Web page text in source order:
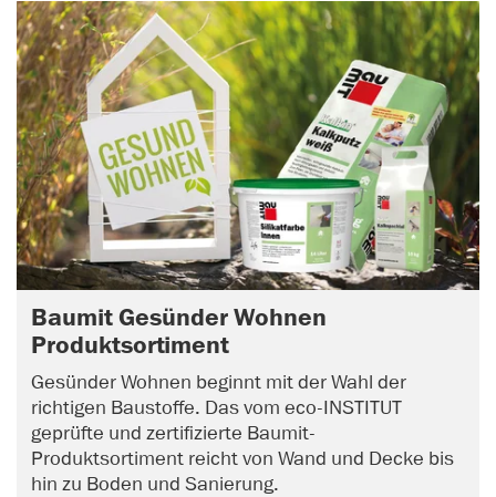
Baumit Gesünder Wohnen
Produktsortiment
Gesünder Wohnen beginnt mit der Wahl der
richtigen Baustoffe. Das vom eco-INSTITUT
geprüfte und zertifizierte Baumit-
Produktsortiment reicht von Wand und Decke bis
hin zu Boden und Sanierung.